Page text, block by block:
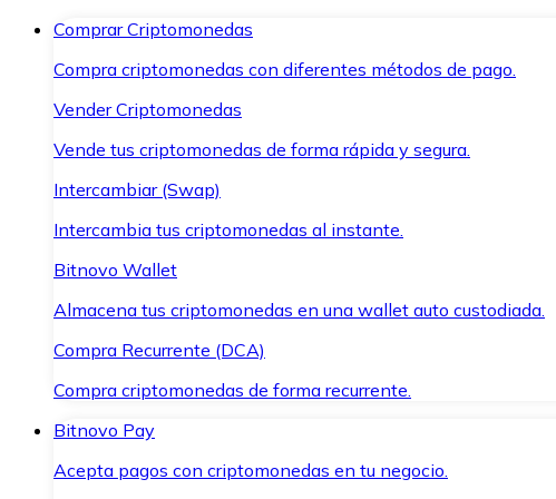
Comprar Criptomonedas
Compra criptomonedas con diferentes métodos de pago.
Vender Criptomonedas
Vende tus criptomonedas de forma rápida y segura.
Intercambiar (Swap)
Intercambia tus criptomonedas al instante.
Bitnovo Wallet
Almacena tus criptomonedas en una wallet auto custodiada.
Compra Recurrente (DCA)
Compra criptomonedas de forma recurrente.
Bitnovo Pay
Acepta pagos con criptomonedas en tu negocio.